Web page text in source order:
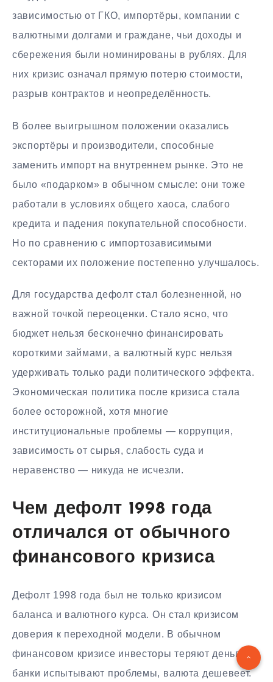
зависимостью от ГКО, импортёры, компании с
валютными долгами и граждане, чьи доходы и
сбережения были номинированы в рублях. Для
них кризис означал прямую потерю стоимости,
разрыв контрактов и неопределённость.
В более выигрышном положении оказались
экспортёры и производители, способные
заменить импорт на внутреннем рынке. Это не
было «подарком» в обычном смысле: они тоже
работали в условиях общего хаоса, слабого
кредита и падения покупательной способности.
Но по сравнению с импортозависимыми
секторами их положение постепенно улучшалось.
Для государства дефолт стал болезненной, но
важной точкой переоценки. Стало ясно, что
бюджет нельзя бесконечно финансировать
короткими займами, а валютный курс нельзя
удерживать только ради политического эффекта.
Экономическая политика после кризиса стала
более осторожной, хотя многие
институциональные проблемы — коррупция,
зависимость от сырья, слабость суда и
неравенство — никуда не исчезли.
Чем дефолт 1998 года
отличался от обычного
финансового кризиса
Дефолт 1998 года был не только кризисом
баланса и валютного курса. Он стал кризисом
доверия к переходной модели. В обычном
финансовом кризисе инвесторы теряют деньги,
банки испытывают проблемы, валюта дешевеет.